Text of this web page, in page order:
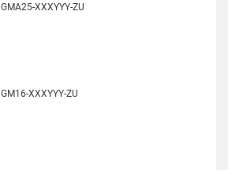
GMA25-XXXYYY-ZU
GM16-XXXYYY-ZU